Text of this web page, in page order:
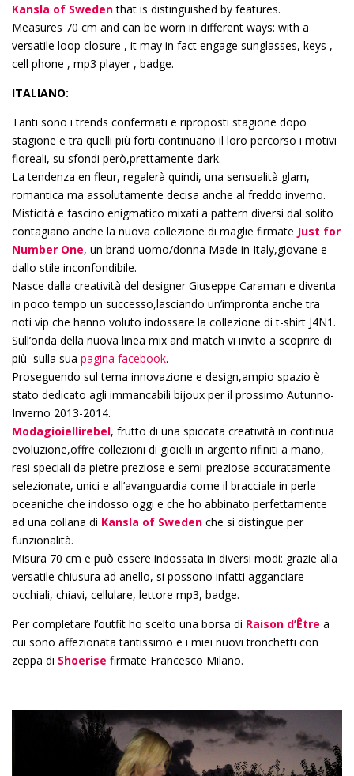
Kansla of Swedenthat is distinguished by features.
Measures 70 cm and can be worn in different ways: with a
versatile loop closure , it may in fact engage sunglasses, keys ,
cell phone , mp3 player , badge.
ITALIANO:
Tanti sono i trends confermati e riproposti stagione dopo
stagione e tra quelli più forti continuano il loro percorso i motivi
floreali, su sfondi però,prettamente dark.
La tendenza en fleur, regalerà quindi, una sensualità glam,
romantica ma assolutamente decisa anche al freddo inverno.
Misticità e fascino enigmatico mixati a pattern diversi dal solito
contagiano anche la nuova collezione di maglie firmate Just for
Number One, un brand uomo/donna Made in Italy,giovane e
dallo stile inconfondibile.
Nasce dalla creatività del designer Giuseppe Caraman e diventa
in poco tempo un successo,lasciando un’impronta anche tra
noti vip che hanno voluto indossare la collezione di t-shirt J4N1.
Sull’onda della nuova linea mix and match vi invito a scoprire di
più sulla sua pagina facebook.
Proseguendo sul tema innovazione e design,ampio spazio è
stato dedicato agli immancabili bijoux per il prossimo Autunno-
Inverno 2013-2014.
Modagioiellirebel, frutto di una spiccata creatività in continua
evoluzione,offre collezioni di gioielli in argento rifiniti a mano,
resi speciali da pietre preziose e semi-preziose accuratamente
selezionate, unici e all’avanguardia come il bracciale in perle
oceaniche che indosso oggi e che ho abbinato perfettamente
ad una collana di Kansla of Sweden che si distingue per
funzionalità.
Misura 70 cm e può essere indossata in diversi modi: grazie alla
versatile chiusura ad anello, si possono infatti agganciare
occhiali, chiavi, cellulare, lettore mp3, badge.
Per completare l’outfit ho scelto una borsa di Raison d’Être a
cui sono affezionata tantissimo e i miei nuovi tronchetti con
zeppa di Shoerise firmate Francesco Milano.